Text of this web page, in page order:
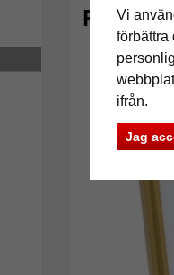
Vi
förbättra
ifrån.
Jag